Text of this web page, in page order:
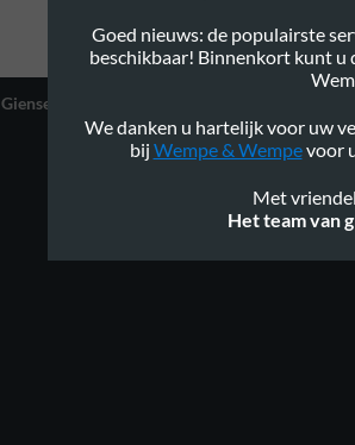
Gienservies.nl
Design
Goed nieuws: de populairste
beschikbaar! Binnenkort kunt u
We danken u hartelijk voor uw
bij Wempe & Wempevoor
Met
Het team van